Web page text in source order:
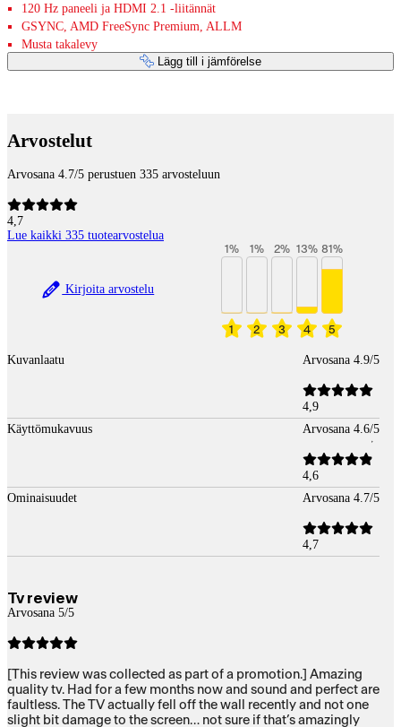
120 Hz paneeli ja HDMI 2.1 -liitännät
GSYNC, AMD FreeSync Premium, ALLM
Musta takalevy
Lägg till i jämförelse
Arvostelut
Arvosana 4.7/5 perustuen 335 arvosteluun
4,7
Lue kaikki 335 tuotearvostelua
Kirjoita arvostelu
1
1%
2
1%
3
2%
4
13%
5
81%
Kuvanlaatu Arvosana 4.9/5
4,9
Käyttömukavuus
Arvosana 4.6/5
4,6
Ominaisuudet
Arvosana 4.7/5
4,7
Tv review
Arvosana 5/5
[This review was collected as part of a promotion.] Amazing
quality tv. Had for a few months now and sound and perfect are
faultless. The TV actually fell off the wall recently and not one
slight bit damage to the screen… not sure if that’s amazingly